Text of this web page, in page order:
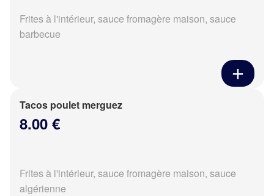
Frites à l'intérieur, sauce fromagère maison, sauce
barbecue
Tacos poulet merguez
8.00 €
Frites à l'intérieur, sauce fromagère maison, sauce
algérienne